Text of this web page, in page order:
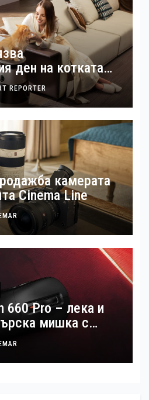
ден на котката
предложения за
в домовете с
REPORTER
камерата
Cinema Line
660 Pro – лека и
мишка с
възможности